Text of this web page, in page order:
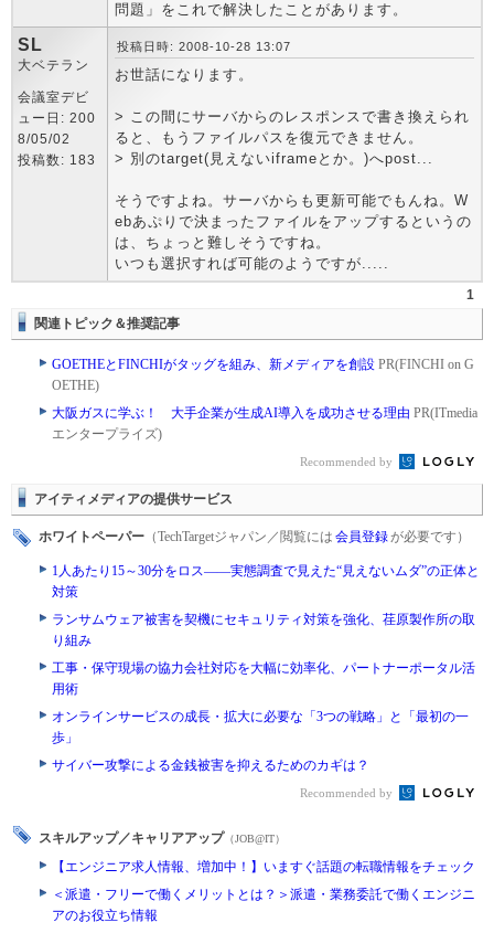
問題」をこれで解決したことがあります。
SL
大ベテラン
会議室デビ
ュー日: 200
8/05/02
投稿数: 183
投稿日時: 2008-10-28 13:07
お世話になります。
> この間にサーバからのレスポンスで書き換えられ
ると、もうファイルパスを復元できません。
> 別のtarget(見えないiframeとか。)へpost...
そうですよね。サーバからも更新可能でもんね。W
ebあぷりで決まったファイルをアップするというの
は、ちょっと難しそうですね。
いつも選択すれば可能のようですが.....
1
関連トピック＆推奨記事
GOETHEとFINCHIがタッグを組み、新メディアを創設 PR(FINCHI on G
OETHE)
大阪ガスに学ぶ！ 大手企業が生成AI導入を成功させる理由 PR(ITmedia
エンタープライズ)
Recommended by
アイティメディアの提供サービス
ホワイトペーパー （TechTargetジャパン／閲覧には 会員登録が必要です）
1人あたり15～30分をロス――実態調査で見えた“見えないムダ”の正体と
対策
ランサムウェア被害を契機にセキュリティ対策を強化、荏原製作所の取
り組み
工事・保守現場の協力会社対応を大幅に効率化、パートナーポータル活
用術
オンラインサービスの成長・拡大に必要な「3つの戦略」と「最初の一
歩」
サイバー攻撃による金銭被害を抑えるためのカギは？
Recommended by
スキルアップ／キャリアアップ （JOB@IT）
【エンジニア求人情報、増加中！】いますぐ話題の転職情報をチェック
＜派遣・フリーで働くメリットとは？＞派遣・業務委託で働くエンジニ
アのお役立ち情報